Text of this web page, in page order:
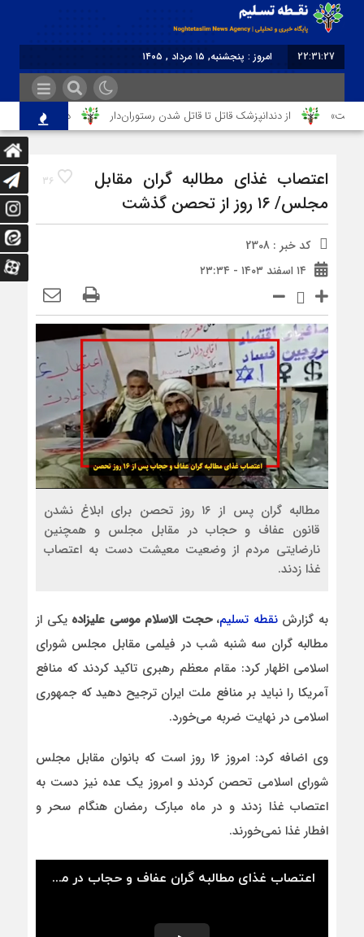
22:31:27
امروز : پنجشنبه, ۱۵ مرداد , ۱۴۰۵
از دندانپزشک قاتل تا قاتل‌ شدن رستوران‌‌دار دختر ۱۶ ساله در تصادف آزادراه قزوین-کرج به کام مرگ رفت
36
اعتصاب غذای مطالبه گران مقابل
مجلس/ ۱۶ روز از تحصن گذشت
کد خبر : 2308
۱۴ اسفند ۱۴۰۳ - ۲۳:۳۴
مطالبه گران پس از ۱۶ روز تحصن برای ابلاغ نشدن
قانون عفاف و حجاب در مقابل مجلس و همچنین
نارضایتی مردم از وضعیت معیشت دست به اعتصاب
غذا زدند.
به گزارشنقطه تسلیم،حجت الاسلام موسی علیزاده یکی از
مطالبه گران سه شنبه شب در فیلمی مقابل مجلس شورای
اسلامی اظهار کرد: مقام معظم رهبری تاکید کردند که منافع
آمریکا را نباید بر منافع ملت ایران ترجیح دهید که جمهوری
اسلامی در نهایت ضربه می‌خورد.
وی اضافه کرد: امروز ۱۶ روز است که بانوان مقابل مجلس
شورای اسلامی تحصن کردند و امروز یک عده نیز دست به
اعتصاب غذا زدند و در ماه مبارک رمضان هنگام سحر و
افطار غذا نمی‌خورند.